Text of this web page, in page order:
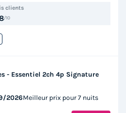
clients
/10
- Essentiel 2ch 4p Signature
2026Meilleur prix pour 7 nuits